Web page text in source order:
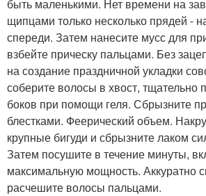
быть маленькими. Нет времени на
щипцами только несколько прядей -
спереди. Затем нанесите мусс для
взбейте прическу пальцами. Без
на создание праздничной укладки
соберите волосы в хвост, тщательно
боков при помощи геля. Сбрызните
блестками. Феерический объем.
крупные бигуди и сбрызните лаком
Затем посушите в течение минуты,
максимальную мощность. Аккуратно
расчешите волосы пальцами.